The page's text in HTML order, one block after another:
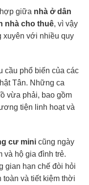
giữa nhà ở dân
nhà cho thuê, vì vậy
xuyên với nhiều quy
cầu phổ biến của các
Tân. Những ca
vừa phải, bao gồm
tiện linh hoạt và
cư mini cũng ngày
và hộ gia đình trẻ.
gian hạn chế đòi hỏi
và tiết kiệm thời